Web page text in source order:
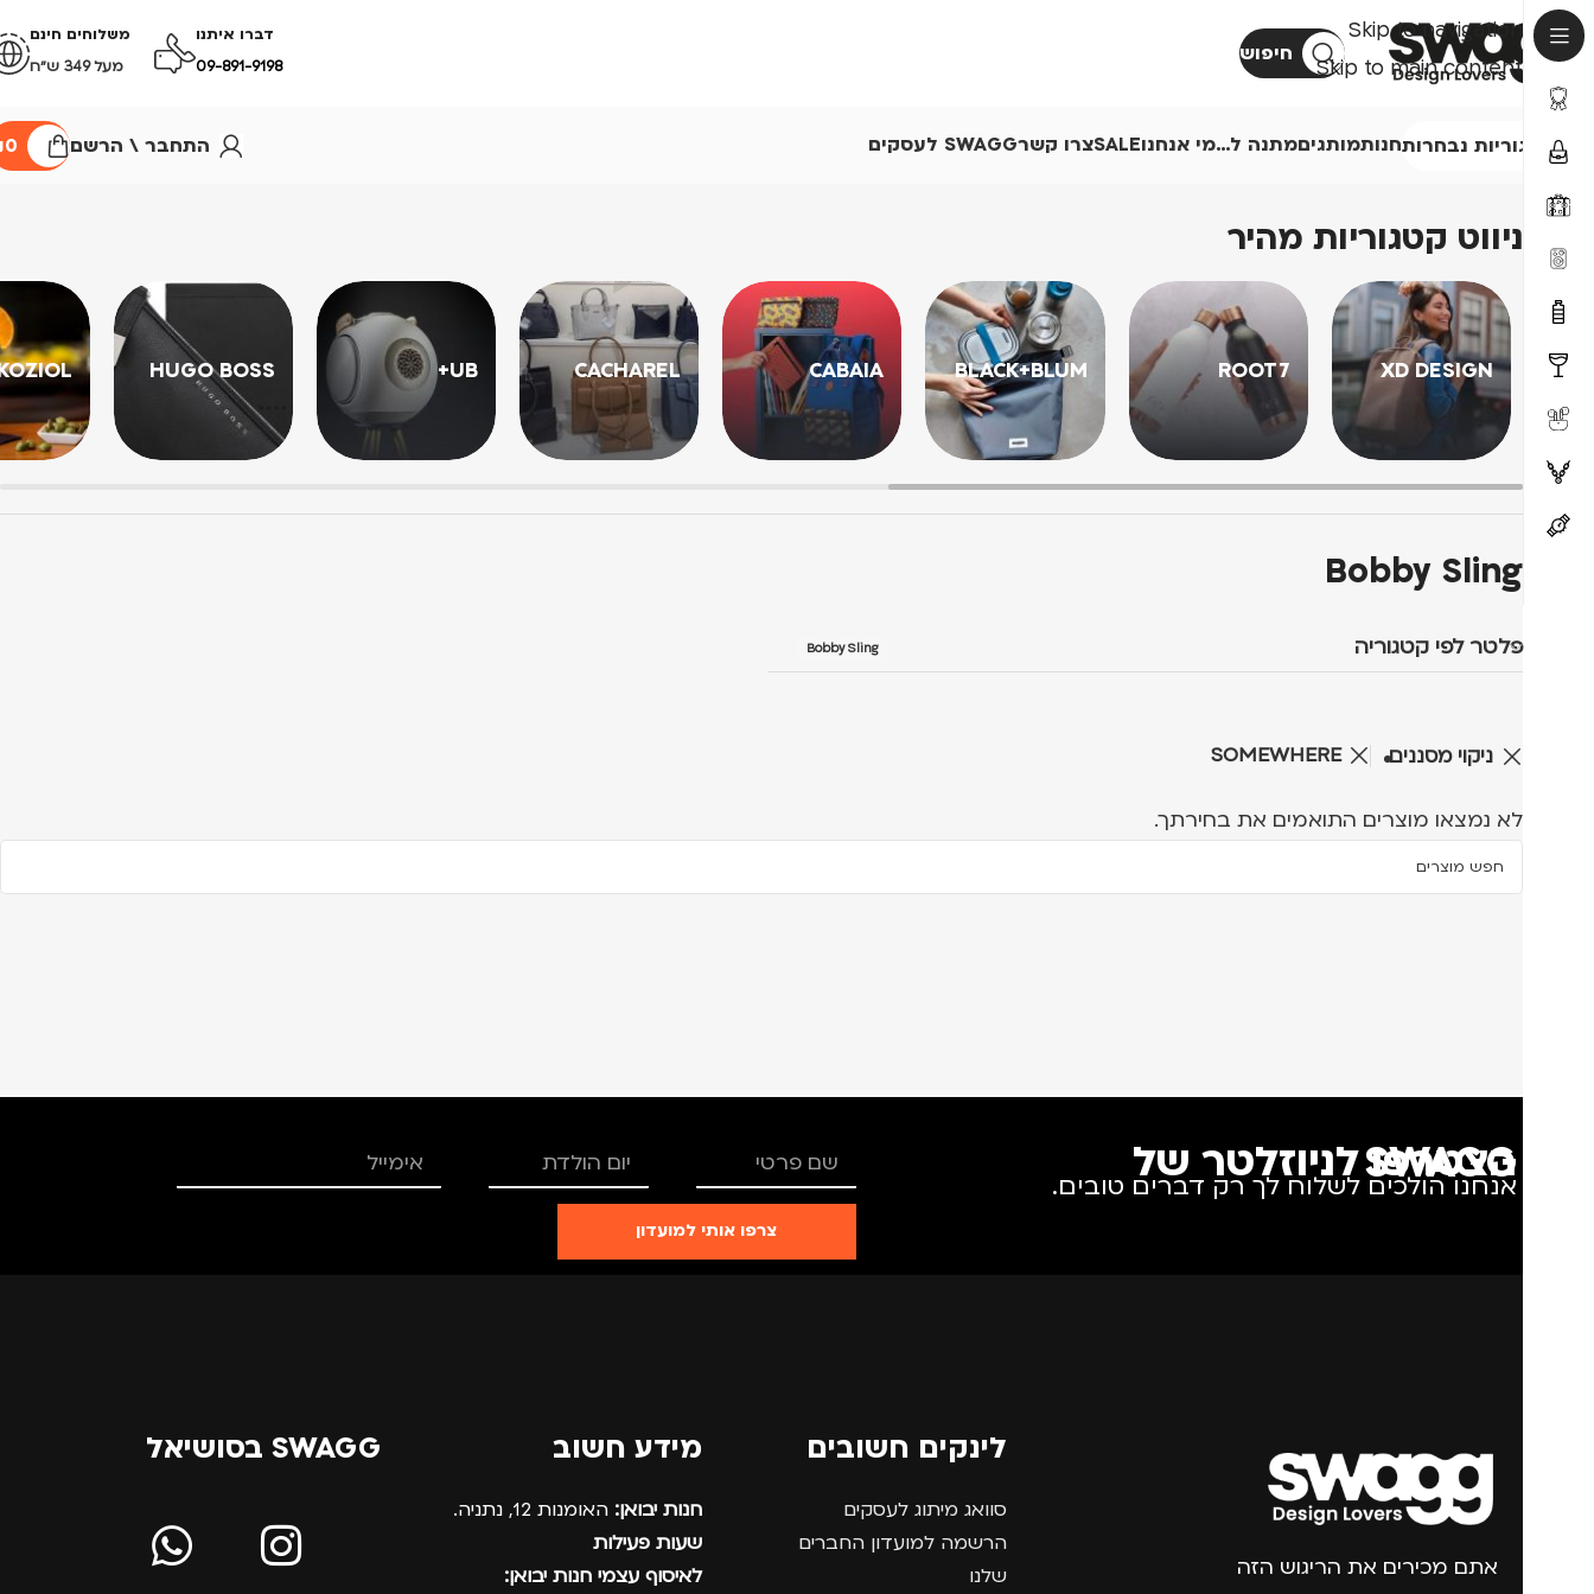
Skip to navigation
Skip to main content
חיפוש
דברו איתנו
09-891-9198
משלוחים חינם
מעל 349 ש״ח
קטגוריות נבחרותחנותמותגיםמתנה ל…מי אנחנוSALEצרו קשרSWAGG לעסקים התחבר \ הרשם 0
ניווט קטגוריות מהיר
XD DESIGN
ROOT7
BLACK+BLUM
CABAIA
CACHAREL
UB+
HUGO BOSS
Bobby Sling
פלטר לפי קטגוריה Bobby Sling
ניקוי מסננים SOMEWHERE
לא נמצאו מוצרים התואמים את בחירתך.
הצטרפו לניוזלטר של SWAGG
אנחנו הולכים לשלוח לך רק דברים טובים.
צרפו אותי למועדון
אתם מכירים את הריגוש הזה
לינקים חשובים
סוואג מיתוג לעסקים
הרשמה למועדון החברים
שלנו
מידע חשוב
חנות יבואן: האומנות 12, נתניה.
שעות פעילות
לאיסוף עצמי חנות יבואן:
SWAGG בסושיאל